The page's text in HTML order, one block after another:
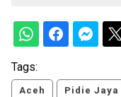
Tags:
Aceh Pidie Jaya